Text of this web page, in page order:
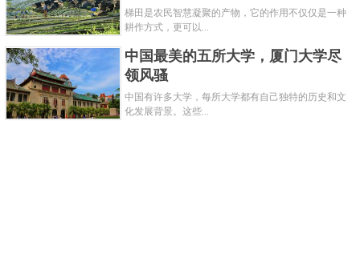
部，就是她当时最大的本钱，最初她只是一个为英格
兰足球总杯赛宣传的足球宝贝，但随着亮相的次数越
来越多，因此霍华德开始凭借着自己的一双美胸吸引
了媒体的目光，让人血脉喷张的身材也使得不少男人
为之疯狂。
梯田是农民智慧凝聚的产物，它的作用不仅仅是一种
耕作方式，更可以...
中国最美的五所大学，厦门大学尽
领风骚
中国有许多大学，每所大学都有自己独特的历史和文
化发展背景。这些...